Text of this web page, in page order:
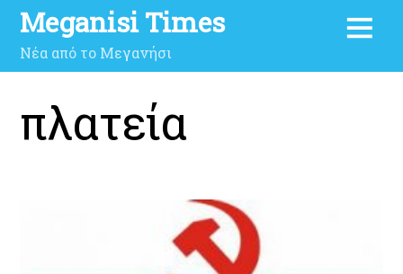
Meganisi Times
Νέα από το Μεγανήσι
πλατεία